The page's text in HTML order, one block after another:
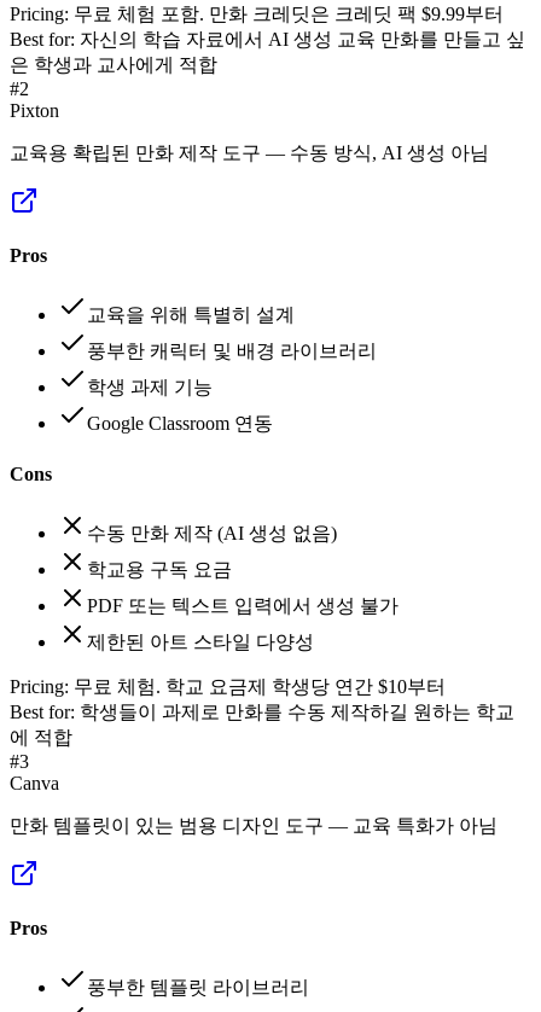
Pricing: 무료 체험 포함. 만화 크레딧은 크레딧 팩 $9.99부터
Best for: 자신의 학습 자료에서 AI 생성 교육 만화를 만들고 싶
은 학생과 교사에게 적합
#2
Pixton
교육용 확립된 만화 제작 도구 — 수동 방식, AI 생성 아님
Pros
교육을 위해 특별히 설계
풍부한 캐릭터 및 배경 라이브러리
학생 과제 기능
Google Classroom 연동
Cons
수동 만화 제작 (AI 생성 없음)
학교용 구독 요금
PDF 또는 텍스트 입력에서 생성 불가
제한된 아트 스타일 다양성
Pricing: 무료 체험. 학교 요금제 학생당 연간 $10부터
Best for: 학생들이 과제로 만화를 수동 제작하길 원하는 학교
에 적합
#3
Canva
만화 템플릿이 있는 범용 디자인 도구 — 교육 특화가 아님
Pros
풍부한 템플릿 라이브러리